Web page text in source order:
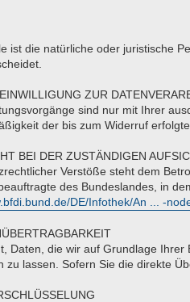
ist die natürliche oder juristische
ZUR
sind nur mit Ihrer
der bis zum Widerruf
BEI DER ZUSTÄNDIGEN
Verstöße steht dem
des Bundeslandes, in
DE/Infothek/An ... -
Daten, die wir auf Grundlage
zu lassen. Sofern Sie die direkte